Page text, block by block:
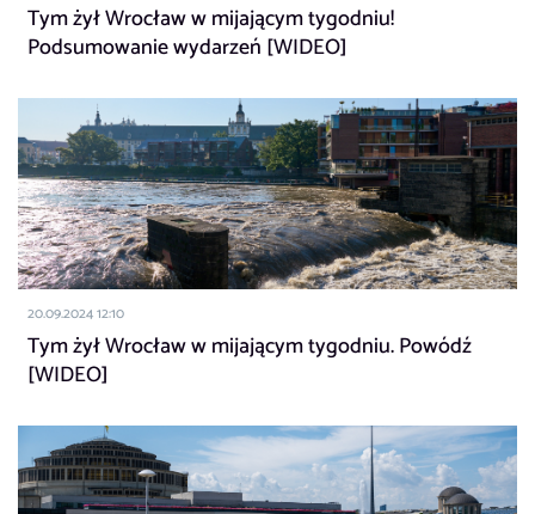
Tym żył Wrocław w mijającym tygodniu!
Podsumowanie wydarzeń [WIDEO]
20.09.2024 12:10
Tym żył Wrocław w mijającym tygodniu. Powódź
[WIDEO]